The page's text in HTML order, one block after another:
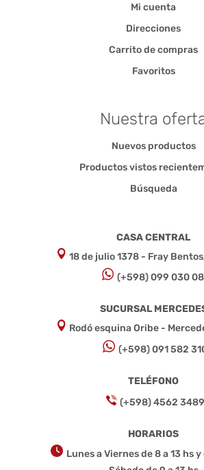
Mi cuenta
Direcciones
Carrito de compras
Favoritos
Nuestra
Nuevos productos
Productos vistos
Búsqueda
CASA CENTRAL
18 de julio 1378 - Fray
(+598) 099 030
SUCURSAL
Rodó esquina Oribe -
(+598) 091 582
TELÉFONO
(+598) 4562 3489
HORARIOS
Lunes a Viernes de 8 a 13 hs y